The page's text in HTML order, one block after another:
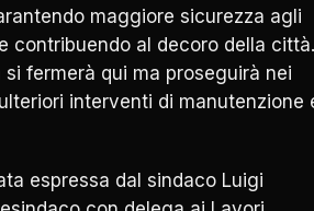
maggiore sicurezza agli
contribuendo al decoro della città.
si fermerà qui ma proseguirà nei
interventi di manutenzione
espressa dal sindaco Luigi